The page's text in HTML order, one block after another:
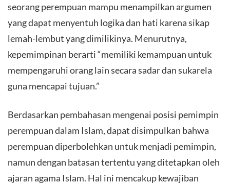
seorang perempuan mampu menampilkan argumen
yang dapat menyentuh logika dan hati karena sikap
lemah-lembut yang dimilikinya. Menurutnya,
kepemimpinan berarti “memiliki kemampuan untuk
mempengaruhi orang lain secara sadar dan sukarela
guna mencapai tujuan.”
Berdasarkan pembahasan mengenai posisi pemimpin
perempuan dalam Islam, dapat disimpulkan bahwa
perempuan diperbolehkan untuk menjadi pemimpin,
namun dengan batasan tertentu yang ditetapkan oleh
ajaran agama Islam. Hal ini mencakup kewajiban